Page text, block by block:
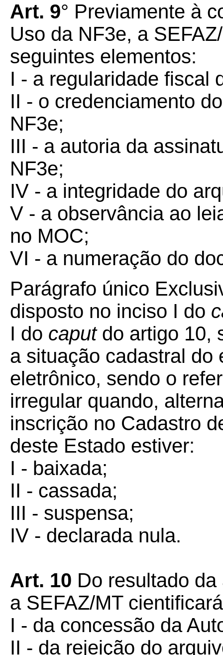
Art. 9° Previamente à
Uso da NF3e, a
seguintes elementos:
I - a regularidade fiscal
II - o credenciamento
NF3e;
III - a autoria da
NF3e;
IV - a integridade do
V - a observância ao
no MOC;
VI - a numeração do
Parágrafo único
disposto no inciso I do
I do caputdo artigo 10,
a situação cadastral do
eletrônico, sendo o
irregular quando,
inscrição no Cadastro
deste Estado estiver:
I - baixada;
II - cassada;
III - suspensa;
IV - declarada nula.
Art. 10 Do resultado
a SEFAZ/MT
I - da concessão da
II - da rejeição do